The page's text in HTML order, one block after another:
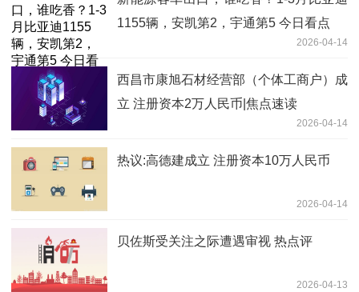
1155辆，安凯第2，宇通第5 今日看点
2026-04-14
西昌市康旭石材经营部（个体工商户）成
立 注册资本2万人民币|焦点速读
2026-04-14
热议:高德建成立 注册资本10万人民币
2026-04-14
贝佐斯受关注之际遭遇审视 热点评
2026-04-13